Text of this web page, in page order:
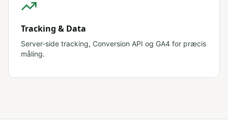
Tracking & Data
Server-side tracking, Conversion API og GA4 for præcis
måling.